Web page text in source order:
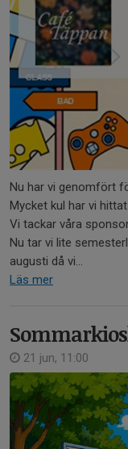
Nu har vi genomfört
Mycket kul har vi
Vi tackar våra
Nu tar vi lite
augusti då vi...
Läs mer
21 jun, 11:00